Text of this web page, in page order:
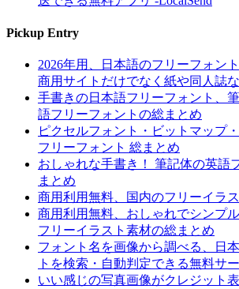
Pickup Entry
2026年用、日本語のフリーフォン
商用サイトだけでなく紙や同人誌
手書きの日本語フリーフォント、
語フリーフォントの総まとめ
ピクセルフォント・ビットマップ
フリーフォント 総まとめ
おしゃれな手書き！ 筆記体の英語
まとめ
商用利用無料、国内のフリーイラ
商用利用無料、おしゃれでシンプ
フリーイラスト素材の総まとめ
フォント名を画像から調べる、日
トを検索・自動判定できる無料サ
いい感じの写真画像がクレジット